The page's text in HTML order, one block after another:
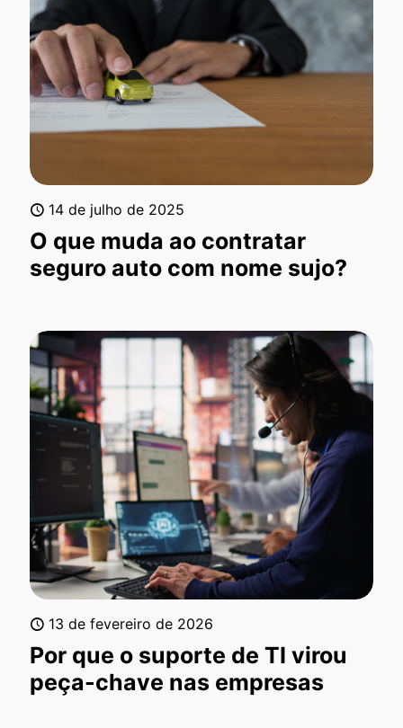
14 de julho de 2025
O que muda ao contratar
seguro auto com nome sujo?
13 de fevereiro de 2026
Por que o suporte de TI virou
peça-chave nas empresas